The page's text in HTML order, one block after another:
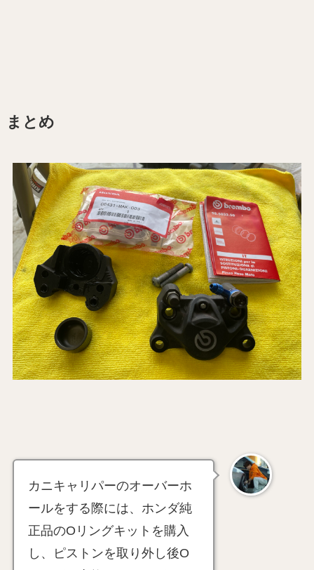
まとめ
カニキャリパーのオーバーホ
ールをする際には、ホンダ純
正品のOリングキットを購入
し、ピストンを取り外し後O